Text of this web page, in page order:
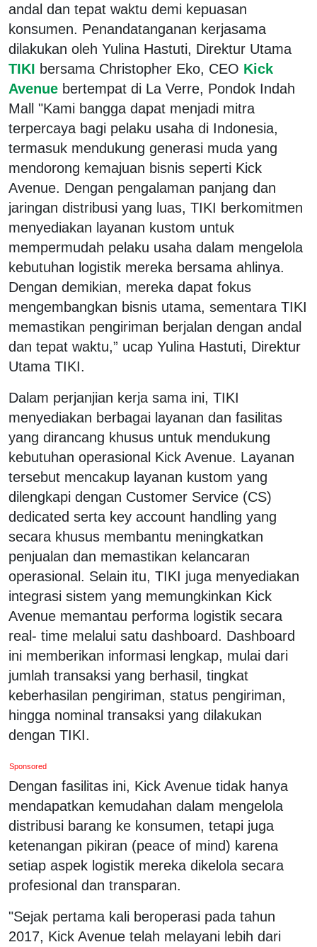
andal dan tepat waktu demi kepuasan
konsumen. Penandatanganan kerjasama
dilakukan oleh Yulina Hastuti, Direktur Utama
TIKI bersama Christopher Eko, CEO Kick
Avenue bertempat di La Verre, Pondok Indah
Mall "Kami bangga dapat menjadi mitra
terpercaya bagi pelaku usaha di Indonesia,
termasuk mendukung generasi muda yang
mendorong kemajuan bisnis seperti Kick
Avenue. Dengan pengalaman panjang dan
jaringan distribusi yang luas, TIKI berkomitmen
menyediakan layanan kustom untuk
mempermudah pelaku usaha dalam mengelola
kebutuhan logistik mereka bersama ahlinya.
Dengan demikian, mereka dapat fokus
mengembangkan bisnis utama, sementara TIKI
memastikan pengiriman berjalan dengan andal
dan tepat waktu,” ucap Yulina Hastuti, Direktur
Utama TIKI.
Dalam perjanjian kerja sama ini, TIKI
menyediakan berbagai layanan dan fasilitas
yang dirancang khusus untuk mendukung
kebutuhan operasional Kick Avenue. Layanan
tersebut mencakup layanan kustom yang
dilengkapi dengan Customer Service (CS)
dedicated serta key account handling yang
secara khusus membantu meningkatkan
penjualan dan memastikan kelancaran
operasional. Selain itu, TIKI juga menyediakan
integrasi sistem yang memungkinkan Kick
Avenue memantau performa logistik secara
real- time melalui satu dashboard. Dashboard
ini memberikan informasi lengkap, mulai dari
jumlah transaksi yang berhasil, tingkat
keberhasilan pengiriman, status pengiriman,
hingga nominal transaksi yang dilakukan
dengan TIKI.
Sponsored
Dengan fasilitas ini, Kick Avenue tidak hanya
mendapatkan kemudahan dalam mengelola
distribusi barang ke konsumen, tetapi juga
ketenangan pikiran (peace of mind) karena
setiap aspek logistik mereka dikelola secara
profesional dan transparan.
"Sejak pertama kali beroperasi pada tahun
2017, Kick Avenue telah melayani lebih dari